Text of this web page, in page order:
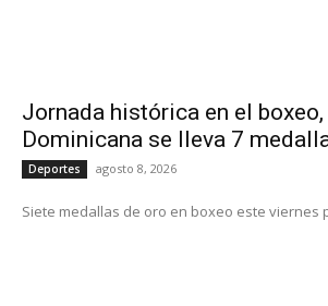
Jornada histórica en el
Dominicana se lleva 7
Deportes agosto 8, 2026
Siete medallas de oro en boxeo este viernes